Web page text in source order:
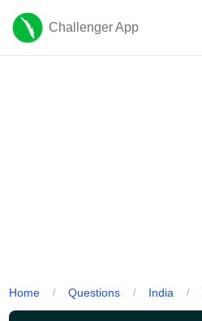
Challenger App
Home / Questions / India /